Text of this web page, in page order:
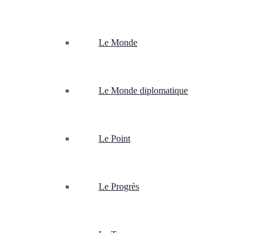
Le Monde
Le Monde diplomatique
Le Point
Le Progrès